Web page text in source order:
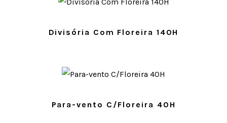
Divisória Com Floreira 140H
Para-vento C/Floreira 40H